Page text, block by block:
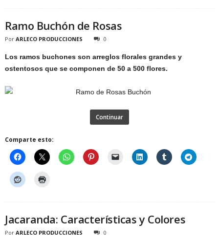
Ramo Buchón de Rosas
Por ARLECO PRODUCCIONES 0
Los ramos buchones son arreglos florales grandes y
ostentosos que se componen de 50 a 500 flores.
Continuar
Comparte esto:
Jacaranda: Características y Colores
Por ARLECO PRODUCCIONES 0